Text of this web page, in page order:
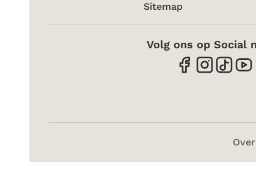
Sitemap
Volg ons op Social